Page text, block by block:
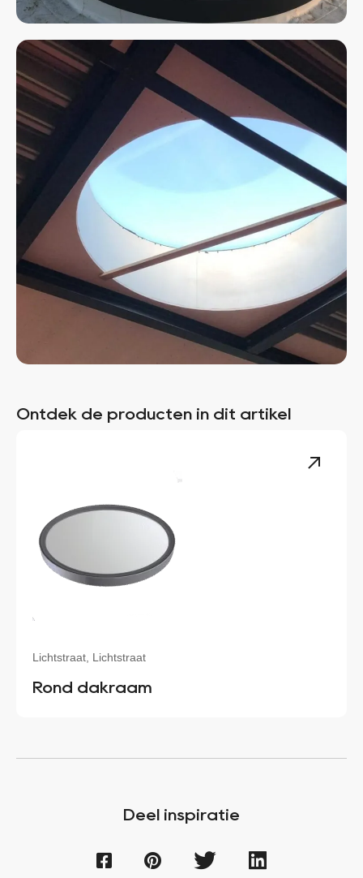
Ontdek de producten in dit artikel
Lichtstraat, Lichtstraat
Rond dakraam
Deel inspiratie